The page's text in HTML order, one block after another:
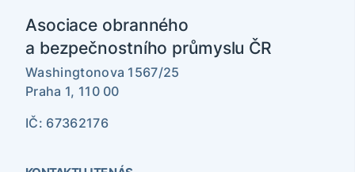
Asociace obranného
a bezpečnostního průmyslu ČR
Washingtonova 1567/25
Praha 1, 110 00
IČ: 67362176